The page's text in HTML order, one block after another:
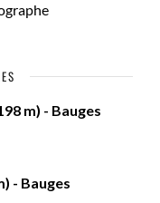
m) - Bauges
- Bauges